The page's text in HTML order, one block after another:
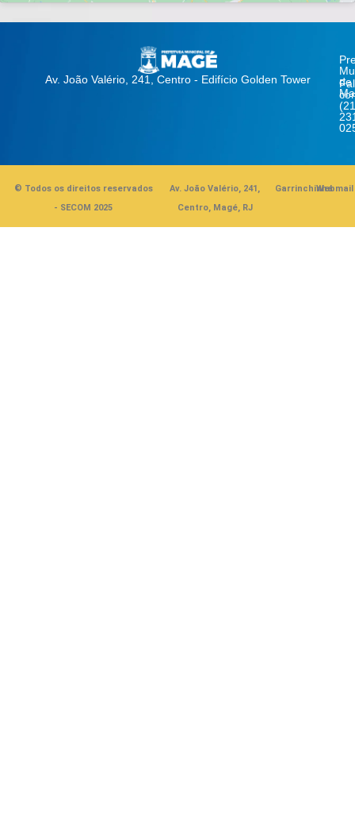
Av. João Valério, 241, Centro - Edifício Golden Tower
de
© Todos os direitos reservados
- SECOM 2025
Av. João Valério, 241,
Centro, Magé, RJ
GarrinchinhaWebmail